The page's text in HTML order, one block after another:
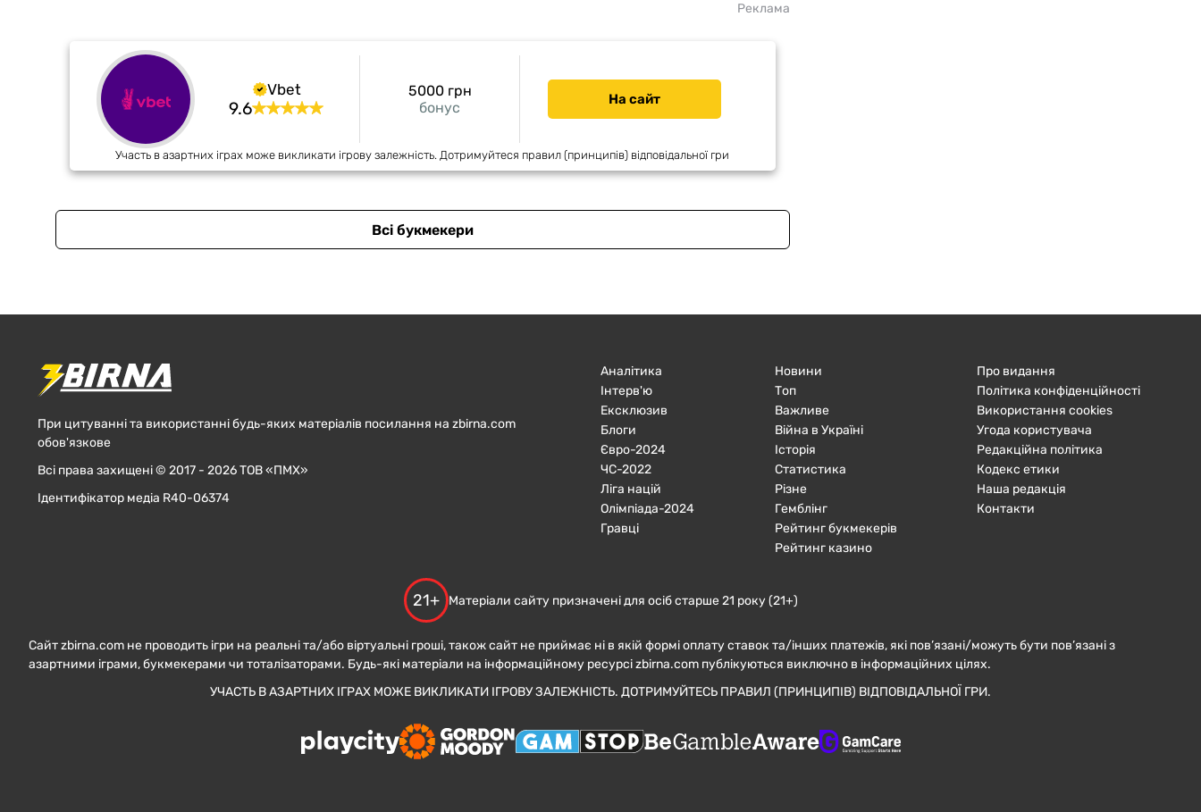
Реклама
Vbet
9.6 бонус
5000 грн На сайт
Участь в азартних іграх може викликати ігрову залежність. Дотримуйтеся правил (принципів) відповідальної гри
Всі букмекери
При цитуванні та використанні будь-яких матеріалів посилання на zbirna.com
обов'язкове
Всі права захищені © 2017 - 2026 ТОВ «ПМХ»
Ідентифікатор медіа R40-06374
Аналітика
Інтерв'ю
Ексклюзив
Блоги
Євро-2024
ЧC-2022
Ліга націй
Олімпіада-2024
Гравці
Новини
Топ
Важливе
Війна в Україні
Історія
Статистика
Різне
Гемблінг
Рейтинг букмекерів
Рейтинг казино
Про видання
Політика конфіденційності
Використання cookies
Угода користувача
Редакційна політика
Кодекс етики
Наша редакція
Контакти
21+ Матеріали сайту призначені для осіб старше 21 року (21+)
Сайт zbirna.com не проводить ігри на реальні та/або віртуальні гроші, також сайт не приймає ні в якій формі оплату ставок та/інших платежів, які пов’язані/можуть бути пов’язані з
азартними іграми, букмекерами чи тоталізаторами. Будь-які матеріали на інформаційному ресурсі zbirna.com публікуються виключно в інформаційних цілях.
УЧАСТЬ В АЗАРТНИХ ІГРАХ МОЖЕ ВИКЛИКАТИ ІГРОВУ ЗАЛЕЖНІСТЬ. ДОТРИМУЙТЕСЬ ПРАВИЛ (ПРИНЦИПІВ) ВІДПОВІДАЛЬНОЇ ГРИ.